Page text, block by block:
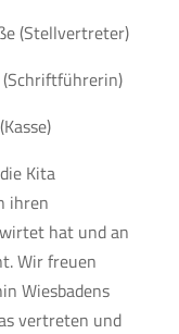
(Stellvertreter)
(Schriftführerin)
Kita
ihren
hat und an
Wir freuen
Wiesbadens
vertreten und